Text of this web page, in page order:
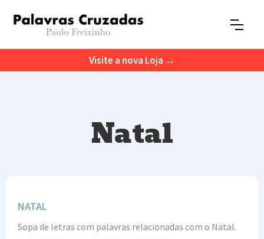
Visite a nova Loja →
Natal
NATAL
Sopa de letras com palavras relacionadas com o Natal.